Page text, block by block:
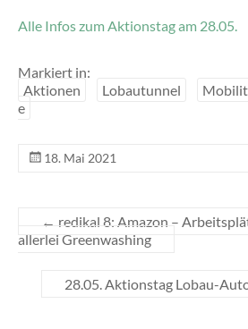
Alle Infos zum Aktionstag am 28.05.
Markiert in:
Aktionen
Lobautunnel
e
18. Mai 2021
← redikal 8: Amazon –
allerlei Greenwashing
28.05. Aktionstag Lobau-